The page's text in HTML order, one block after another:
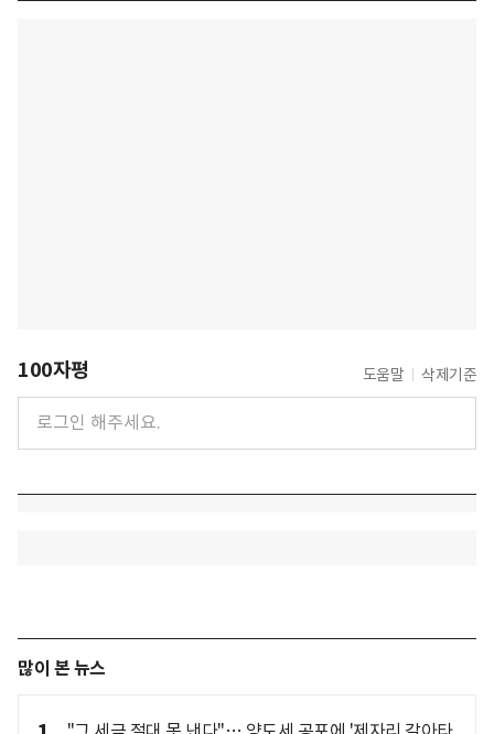
100자평 도움말 삭제기준
많이 본 뉴스